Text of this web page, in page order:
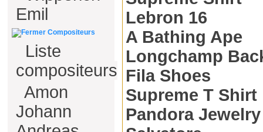
Emil
Compositeurs
Liste
compositeurs
Amon
Johann
Lebron 16
A Bathing Ape
Longchamp
Fila Shoes
Supreme T Shirt
Pandora Jewelry